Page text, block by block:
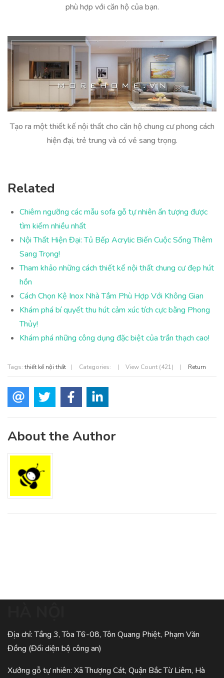
phù hợp với căn hộ của bạn.
Tạo ra một thiết kế nội thất cho căn hộ chung cư phong cách
hiện đại, trẻ trung và có vẻ sang trọng.
Related
Chiêm ngưỡng các mẫu sofa gỗ tự nhiên ấn tượng được
tìm kiếm nhiều nhất
Nội Thất Hiện Đại: Tủ Bếp Acrylic Biến Cuộc Sống Thêm
Sang Trọng!
Tham khảo những cách thiết kế nội thất chung cư đẹp hút
hồn
Cách Chọn Kệ Inox Nhà Tắm Phù Hợp Với Không Gian
Khám phá bí quyết thu hút cảm xúc tích cực bằng Phong
Thủy!
Khám phá những công dụng đặc biệt của trần thạch cao!
Tags: thiết kế nội thất | Categories: | View Count (421) | Return
About the Author
Địa chỉ: Tầng 3, Tòa T6-08, Tôn Quang Phiệt, Phạm Văn
Đồng (Đối diện bộ công an)
Xưởng gỗ tự nhiên: Xã Thượng Cát, Quận Bắc Từ Liêm, Hà